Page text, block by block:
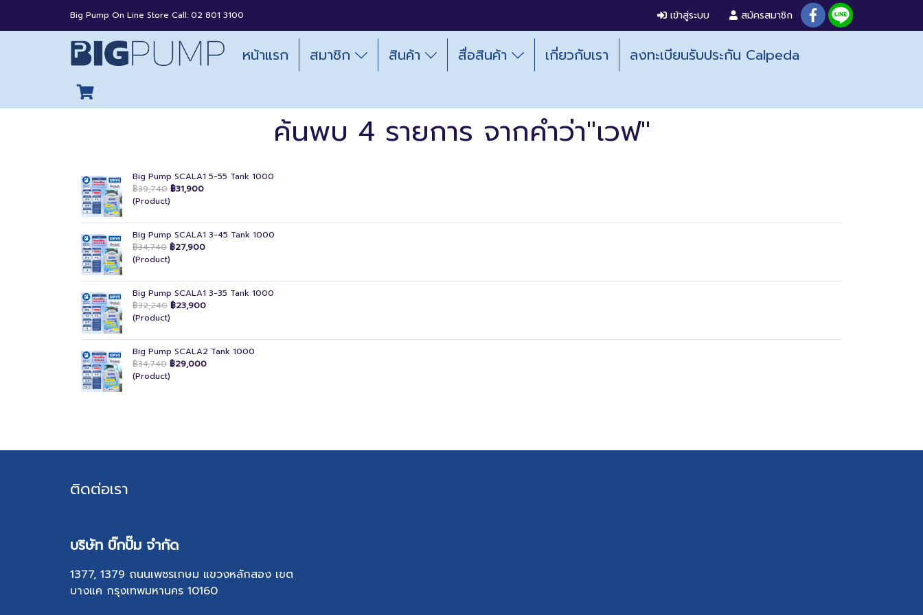
Big Pump On Line Store Call: 02 801 3100 เข้าสู่ระบบ สมัครสมาชิก
หน้าแรก สมาชิก สินค้า สื่อสินค้า เกี่ยวกับเรา ลงทะเบียนรับประกัน Calpeda
ค้นพบ 4 รายการ จากคำว่า"เวฟ"
Big Pump SCALA1 5-55 Tank 1000
฿39,740 ฿31,900
(Product)
Big Pump SCALA1 3-45 Tank 1000
฿34,740 ฿27,900
(Product)
Big Pump SCALA1 3-35 Tank 1000
฿32,240 ฿23,900
(Product)
Big Pump SCALA2 Tank 1000
฿34,740 ฿29,000
(Product)
ติดต่อเรา
บริษัท บิ๊กปั๊ม จำกัด
1377, 1379 ถนนเพชรเกษม แขวงหลักสอง เขต
บางแค กรุงเทพมหานคร 10160